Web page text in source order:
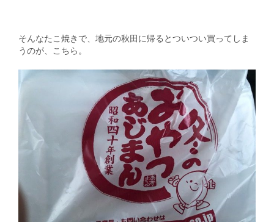
そんなたこ焼きで、地元の秋田に帰るとついつい買ってしま
うのが、こちら。